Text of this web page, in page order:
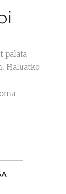
palata
Haluatko